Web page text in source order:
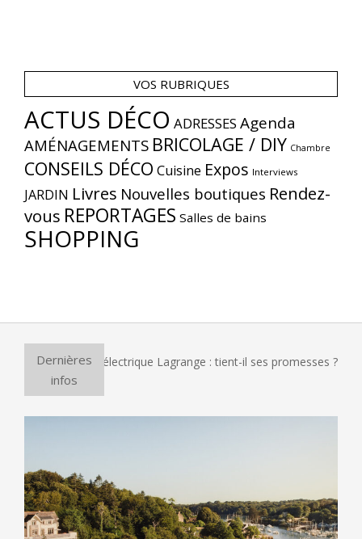
VOS RUBRIQUES
ACTUS DÉCO ADRESSES Agenda
AMÉNAGEMENTS BRICOLAGE / DIY Chambre
CONSEILS DÉCO Cuisine Expos Interviews
JARDIN Livres Nouvelles boutiques Rendez-
vous REPORTAGES Salles de bains
SHOPPING
Dernières
infos
à pizza électrique Lagrange : tient-il ses promesses ?